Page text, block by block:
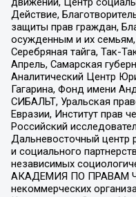
Действие,
защиты прав граждан,
осужденным и их
Серебряная тайга, Так-
Апрель, Самарская
Аналитический Центр
Гагарина, Фонд имени
СИБАЛЬТ, Уральская
Евразии, Институт прав
Российский
Дальневосточный центр
и социального
независимых
АКАДЕМИЯ ПО ПРАВАМ
некоммерческих